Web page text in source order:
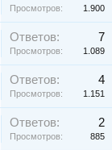
Просмотров: 1.900
Ответов: 7
Просмотров: 1.089
Ответов: 4
Просмотров: 1.151
Ответов: 2
Просмотров: 885